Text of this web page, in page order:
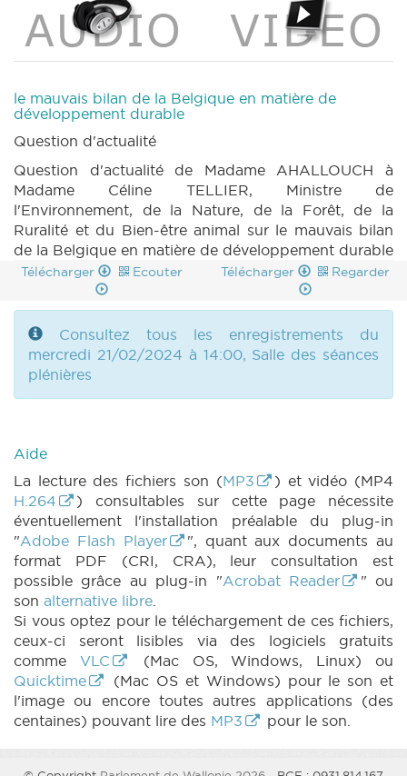
DECRET 1571 n5 (2023-2024) (PDF)
|
DECRET 1571 n6 (2023-2024) (PDF)
|
DECRET 1571 n7 (2023-2024) (PDF)
|
DECRET 1571 n9 (2023-2024) (PDF)
PARCHEMIN 1571 (2023-2024) (PDF)
ROI 1627 n1 (2023-2024) (PDF)
1621 n1 (2023-2024) (PDF)
| MOTION 1612 n1
(2023-2024) (PDF)
|MOTION 1613 n1 (2023-
2024) (PDF)
| MOTION 1613 n2 (2023-2024)
(PDF)
|MOTION 1614 n1 (2023-2024) (PDF)
|MOTION 1615 n1 (2023-2024) (PDF)
|
MOTION 1615 n2 (2023-2024) (PDF)
|
MOTION 1617 n1 (2023-2024) (PDF)
MOTION 1617 n2 (2023-2024) (PDF)
|
MOTION 1618 n1 (2023-2024) (PDF)
|
MOTION 1618 n2 (2023-2024) (PDF)
|
MOTION 1619 n1 (2023-2024) (PDF)
MOTION 1623 n2 (2023-2024) (PDF)
MOTION 1624 n1 (2023-2024) (PDF)
MOTION 1624 n2 (2023-2024) (PDF)
|
MOTION 1625 n1 (2023-2024) (PDF)
|
MOTION 1626 n1 (2023-2024) (PDF)
|
MOTION 1626 n2 (2023-2024) (PDF)
|QA 12
(2023-2024) (PDF)
| QU 12 (2023-2024)
(PDF)
|COMMU 20240221 (2023-2024)
(PDF)
|CRI 12 (2023-2024) (PDF)
12 (2023-2024) (PDF)
|
le mauvais bilan de la Belgique en matière de
développement durable
Question d'actualité
Question d'actualité de Madame AHALLOUCH à
Madame Céline TELLIER, Ministre de
l'Environnement, de la Nature, de la Forêt, de la
Ruralité et du Bien-être animal sur le mauvais bilan
de la Belgique en matière de développement durable
Télécharger Ecouter Télécharger Regarder
Consultez tous les enregistrements du
mercredi 21/02/2024 à 14:00, Salle des séances
plénières
Aide
La lecture des fichiers son (MP3
) et vidéo (MP4
H.264
) consultables sur cette page nécessite
éventuellement l'installation préalable du plug-in
"Adobe Flash Player
", quant aux documents au
format PDF (CRI, CRA), leur consultation est
possible grâce au plug-in "Acrobat Reader
" ou
son alternative libre.
Si vous optez pour le téléchargement de ces fichiers,
ceux-ci seront lisibles via des logiciels gratuits
comme VLC
(Mac OS, Windows, Linux) ou
Quicktime
(Mac OS et Windows) pour le son et
l'image ou encore toutes autres applications (des
centaines) pouvant lire des MP3 pour le son.